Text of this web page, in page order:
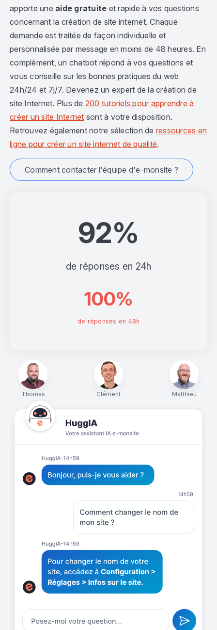
Thomas Clément Matthieu
92%
de réponses en 24h
100%
de réponses en 48h
apporte une aide gratuite et rapide à vos questions
concernant la création de site internet. Chaque
demande est traitée de façon individuelle et
personnalisée par message en moins de 48 heures. En
complément, un chatbot répond à vos questions et
vous conseille sur les bonnes pratiques du web
24h/24 et 7j/7. Devenez un expert de la création de
site Internet. Plus de 200 tutoriels pour apprendre à
créer un site Internet sont à votre disposition.
Retrouvez également notre sélection de ressources en
ligne pour créer un site internet de qualité.
Comment contacter l'équipe d'e-monsite ?